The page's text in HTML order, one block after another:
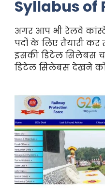
Syllabus of
अगर आप भी रेलवे
पदों के लिए तैयारी
इसकी डिटेल सिलेबस
डिटेल सिलेबस देखने